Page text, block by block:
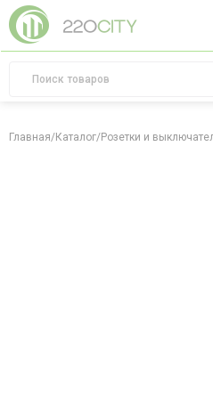
Главная/Каталог/Розетки и